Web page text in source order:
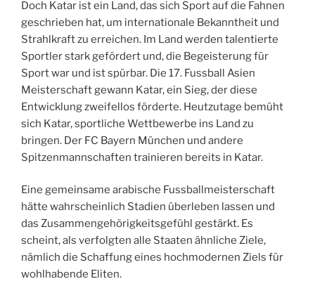
Doch Katar ist ein Land, das sich Sport auf die Fahnen
geschrieben hat, um internationale Bekanntheit und
Strahlkraft zu erreichen. Im Land werden talentierte
Sportler stark gefördert und, die Begeisterung für
Sport war und ist spürbar. Die 17. Fussball Asien
Meisterschaft gewann Katar, ein Sieg, der diese
Entwicklung zweifellos förderte. Heutzutage bemüht
sich Katar, sportliche Wettbewerbe ins Land zu
bringen. Der FC Bayern München und andere
Spitzenmannschaften trainieren bereits in Katar.
Eine gemeinsame arabische Fussballmeisterschaft
hätte wahrscheinlich Stadien überleben lassen und
das Zusammengehörigkeitsgefühl gestärkt. Es
scheint, als verfolgten alle Staaten ähnliche Ziele,
nämlich die Schaffung eines hochmodernen Ziels für
wohlhabende Eliten.